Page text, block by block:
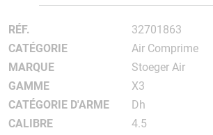
RÉF.
32701863
CATÉGORIE
Air Comprime
MARQUE
Stoeger Air
GAMME
X3
CATÉGORIE D'ARME
Dh
CALIBRE
4.5